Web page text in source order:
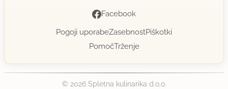
Facebook
Pogoji uporabeZasebnostPiškotki
PomočTrženje
© 2026 Spletna kulinarika d.o.o.